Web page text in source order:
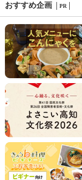
おすすめ企画 PR